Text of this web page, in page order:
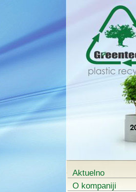
Aktuelno
O kompaniji